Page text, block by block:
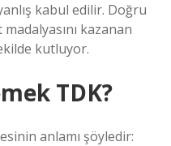
kabul edilir. Doğru
kazanan
kutluyor.
TDK?
anlamı şöyledir: